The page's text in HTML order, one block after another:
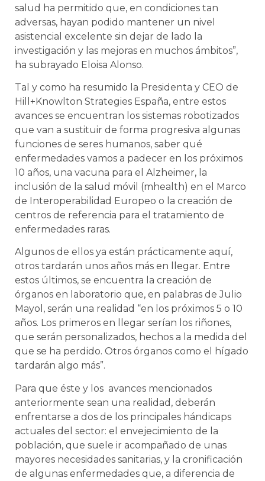
salud ha permitido que, en condiciones tan
adversas, hayan podido mantener un nivel
asistencial excelente sin dejar de lado la
investigación y las mejoras en muchos ámbitos”,
ha subrayado Eloisa Alonso.
Tal y como ha resumido la Presidenta y CEO de
Hill+Knowlton Strategies España, entre estos
avances se encuentran los sistemas robotizados
que van a sustituir de forma progresiva algunas
funciones de seres humanos, saber qué
enfermedades vamos a padecer en los próximos
10 años, una vacuna para el Alzheimer, la
inclusión de la salud móvil (mhealth) en el Marco
de Interoperabilidad Europeo o la creación de
centros de referencia para el tratamiento de
enfermedades raras.
Algunos de ellos ya están prácticamente aquí,
otros tardarán unos años más en llegar. Entre
estos últimos, se encuentra la creación de
órganos en laboratorio que, en palabras de Julio
Mayol, serán una realidad “en los próximos 5 o 10
años. Los primeros en llegar serían los riñones,
que serán personalizados, hechos a la medida del
que se ha perdido. Otros órganos como el hígado
tardarán algo más”.
Para que éste y los avances mencionados
anteriormente sean una realidad, deberán
enfrentarse a dos de los principales hándicaps
actuales del sector: el envejecimiento de la
población, que suele ir acompañado de unas
mayores necesidades sanitarias, y la cronificación
de algunas enfermedades que, a diferencia de